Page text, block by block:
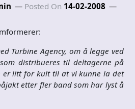
Posted On 14-02-2008
Turbine Agency, om å legge ved
distribueres til deltagerne på
er litt for kult til at vi kunne la det
etter fler band som har lyst å